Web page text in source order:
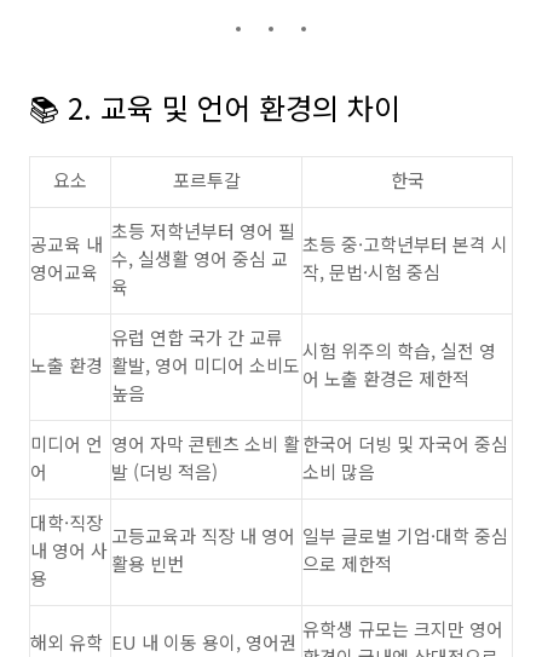
📚 2. 교육 및 언어 환경의 차이
요소 포르투갈 한국
공교육 내
영어교육
초등 저학년부터 영어 필
수, 실생활 영어 중심 교
육
초등 중·고학년부터 본격 시
작, 문법·시험 중심
노출 환경
유럽 연합 국가 간 교류
활발, 영어 미디어 소비도
높음
시험 위주의 학습, 실전 영
어 노출 환경은 제한적
미디어 언
어
영어 자막 콘텐츠 소비 활
발 (더빙 적음)
한국어 더빙 및 자국어 중심
소비 많음
대학·직장
내 영어 사
용
고등교육과 직장 내 영어
활용 빈번
일부 글로벌 기업·대학 중심
으로 제한적
해외 유학 EU 내 이동 용이, 영어권
유학생 규모는 크지만 영어